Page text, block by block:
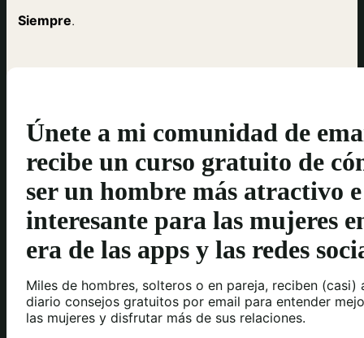
Siempre.
Únete a mi comunidad de
recibe un curso gratuito de
ser un hombre más atractivo e
interesante para las mujeres
era de las apps y las redes
Miles de hombres, solteros o en pareja, reciben (casi)
diario consejos gratuitos por email para entender
las mujeres y disfrutar más de sus relaciones.